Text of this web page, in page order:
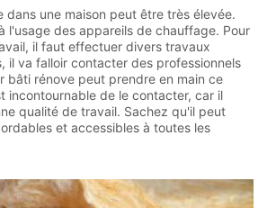
dans une maison peut être très élevée.
l'usage des appareils de chauffage. Pour
il faut effectuer divers travaux
il va falloir contacter des professionnels
bâti rénove peut prendre en main ce
incontournable de le contacter, car il
qualité de travail. Sachez qu'il peut
et accessibles à toutes les